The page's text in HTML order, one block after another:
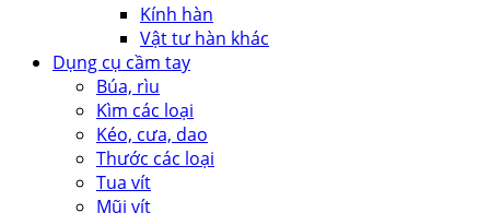
Kính hàn
Vật tư hàn khác
Dụng cụ cầm tay
Búa, rìu
Kìm các loại
Kéo, cưa, dao
Thước các loại
Tua vít
Mũi vít